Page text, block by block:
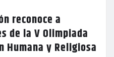
reconoce a
de la V Olimpiada
Humana y Religiosa